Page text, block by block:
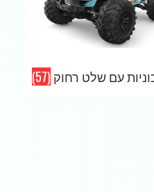
עם שלט רחוק (57)